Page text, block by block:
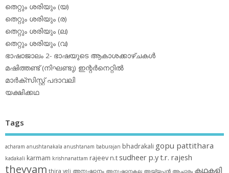
തെറ്റും ശരിയും (യ)
തെറ്റും ശരിയും (ര)
തെറ്റും ശരിയും (ല)
തെറ്റും ശരിയും (വ)
ഭാഷാജാലം 2- ഭാഷയുടെ ആകാശക്കാഴ്ചകള്‍
മഷിത്തണ്ട് (നിഘണ്ടു) ഇന്റര്‍നെറ്റില്‍
മാര്‍ക്‌സിസ്റ്റ് പദാവലി
യക്ഷിക്കഥ
Tags
acharam anushtanakala anushtanam baburajan bhadrakali gopu pattithara
kadakali karmam krishnanattam rajeev n.t sudheer p.yt.r. rajesh
theyyam thira veli അനുഷ്ഠാനം അനുഷ്ഠാനകല അയ്യപ്പന്‍ ആചാരം കഥകളി